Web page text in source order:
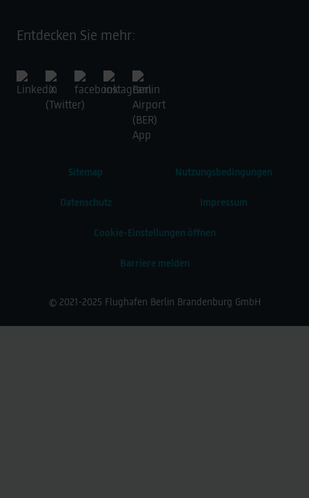
Entdecken Sie mehr:
Sitemap Nutzungsbedingungen
Datenschutz Impressum
Cookie-Einstellungen öffnen
Barriere melden
© 2021-2025 Flughafen Berlin Brandenburg GmbH